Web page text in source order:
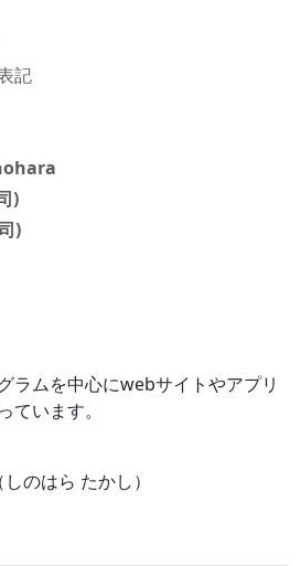
記
)
)
ラムを中心にwebサイトやアプリ
ています。
（しのはら たかし）